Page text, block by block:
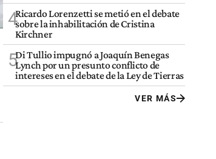
4Ricardo Lorenzetti se metió en el debate
sobre la inhabilitación de Cristina
Kirchner
5Di Tullio impugnó a Joaquín Benegas
Lynch por un presunto conflicto de
intereses en el debate de la Ley de Tierras
VER MÁS